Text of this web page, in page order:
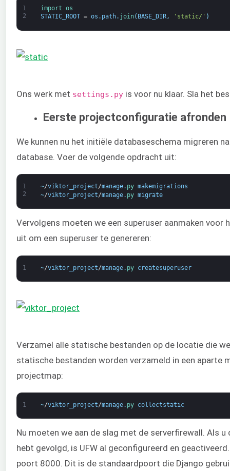
1
2
import os
STATIC_ROOT = os . path. join( BASE_DIR, 'static/' )
Ons werk met settings.py is voor nu klaar. Sla het
Eerste projectconfiguratie afronden
We kunnen nu het initiële databaseschema migreren
database. Voer de volgende opdracht uit:
1
2
~/viktor_project/manage. py makemigrations
~/viktor_project/manage. py migrate
Vervolgens moeten we een superuser aanmaken
uit om een superuser te genereren:
1 ~/viktor_project/manage. py createsuperuser
Verzamel alle statische bestanden op de locatie die
statische bestanden worden verzameld in een aparte
projectmap:
1 ~/viktor_project/manage. py collectstatic
Nu moeten we aan de slag met de serverfirewall. Als
hebt gevolgd, is UFW al geconfigureerd en
poort 8000. Dit is de standaardpoort die Django